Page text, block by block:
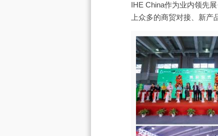
IHE China作为业内领先
上众多的商贸对接、新